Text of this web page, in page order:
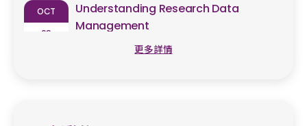
OCT
09
Understanding Research Data
Management
2:30 pm - 4:00 pm
更多詳情